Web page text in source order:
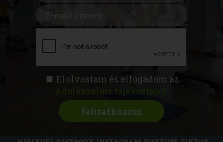
Elolvastam és elfogadom az
Adatkezelési tájékoztatót .
FITNESS AKADÉMIA
RÓLUNK MAGAZIN
CSATLAKOZZ